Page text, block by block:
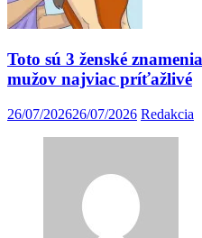
Toto sú 3 ženské
mužov najviac príťažlivé
26/07/202626/07/2026 Redakcia